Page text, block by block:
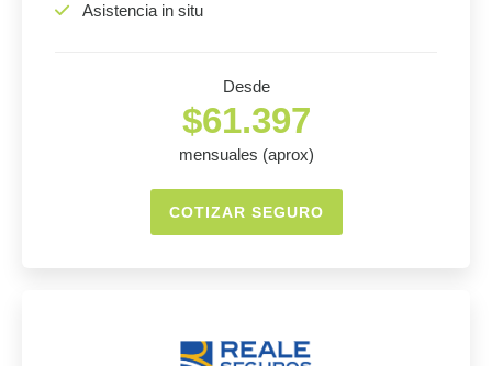
Asistencia in situ
Desde
$61.397
mensuales (aprox)
COTIZAR SEGURO